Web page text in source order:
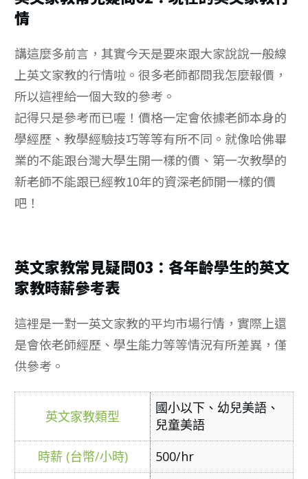
情
講這麼多前言，其實今天是要來跟大家說說一般線
上英文家教的行情啦。很多老師都問我怎麼報價，
所以這裡給一個大致的參考。
記得只是參考而已喔！價格一定會依據老師本身的
學經歷、教學經驗技巧等等有所不同。就像哈佛畢
業的不能跟台灣大學生開一樣的價、第一次教學的
新老師不能跟已經教10年的資深老師開一樣的價
吧！
英文家教常見疑問03：各年齡學生的英文
家教時薪參考表
這裡是一對一英文家教的平均市場行情，實際上還
是會依老師經歷、學生能力等等情況有所差異，僅
供參考。
國小以下、幼兒美語、
兒童美語
500/hr